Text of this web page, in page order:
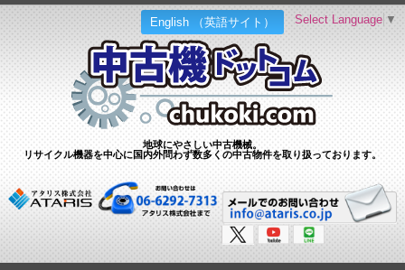
English （英語サイト）
地球にやさしい中古機械。
リサイクル機器を中心に国内外問わず数多くの中古物件を取り扱っております。
Select Language ▼